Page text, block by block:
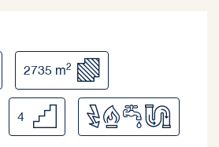
2735 m2
4